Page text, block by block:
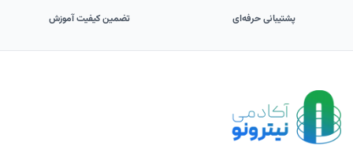
پشتیبانی حرفه‌ای تضمین کیفیت آموزش